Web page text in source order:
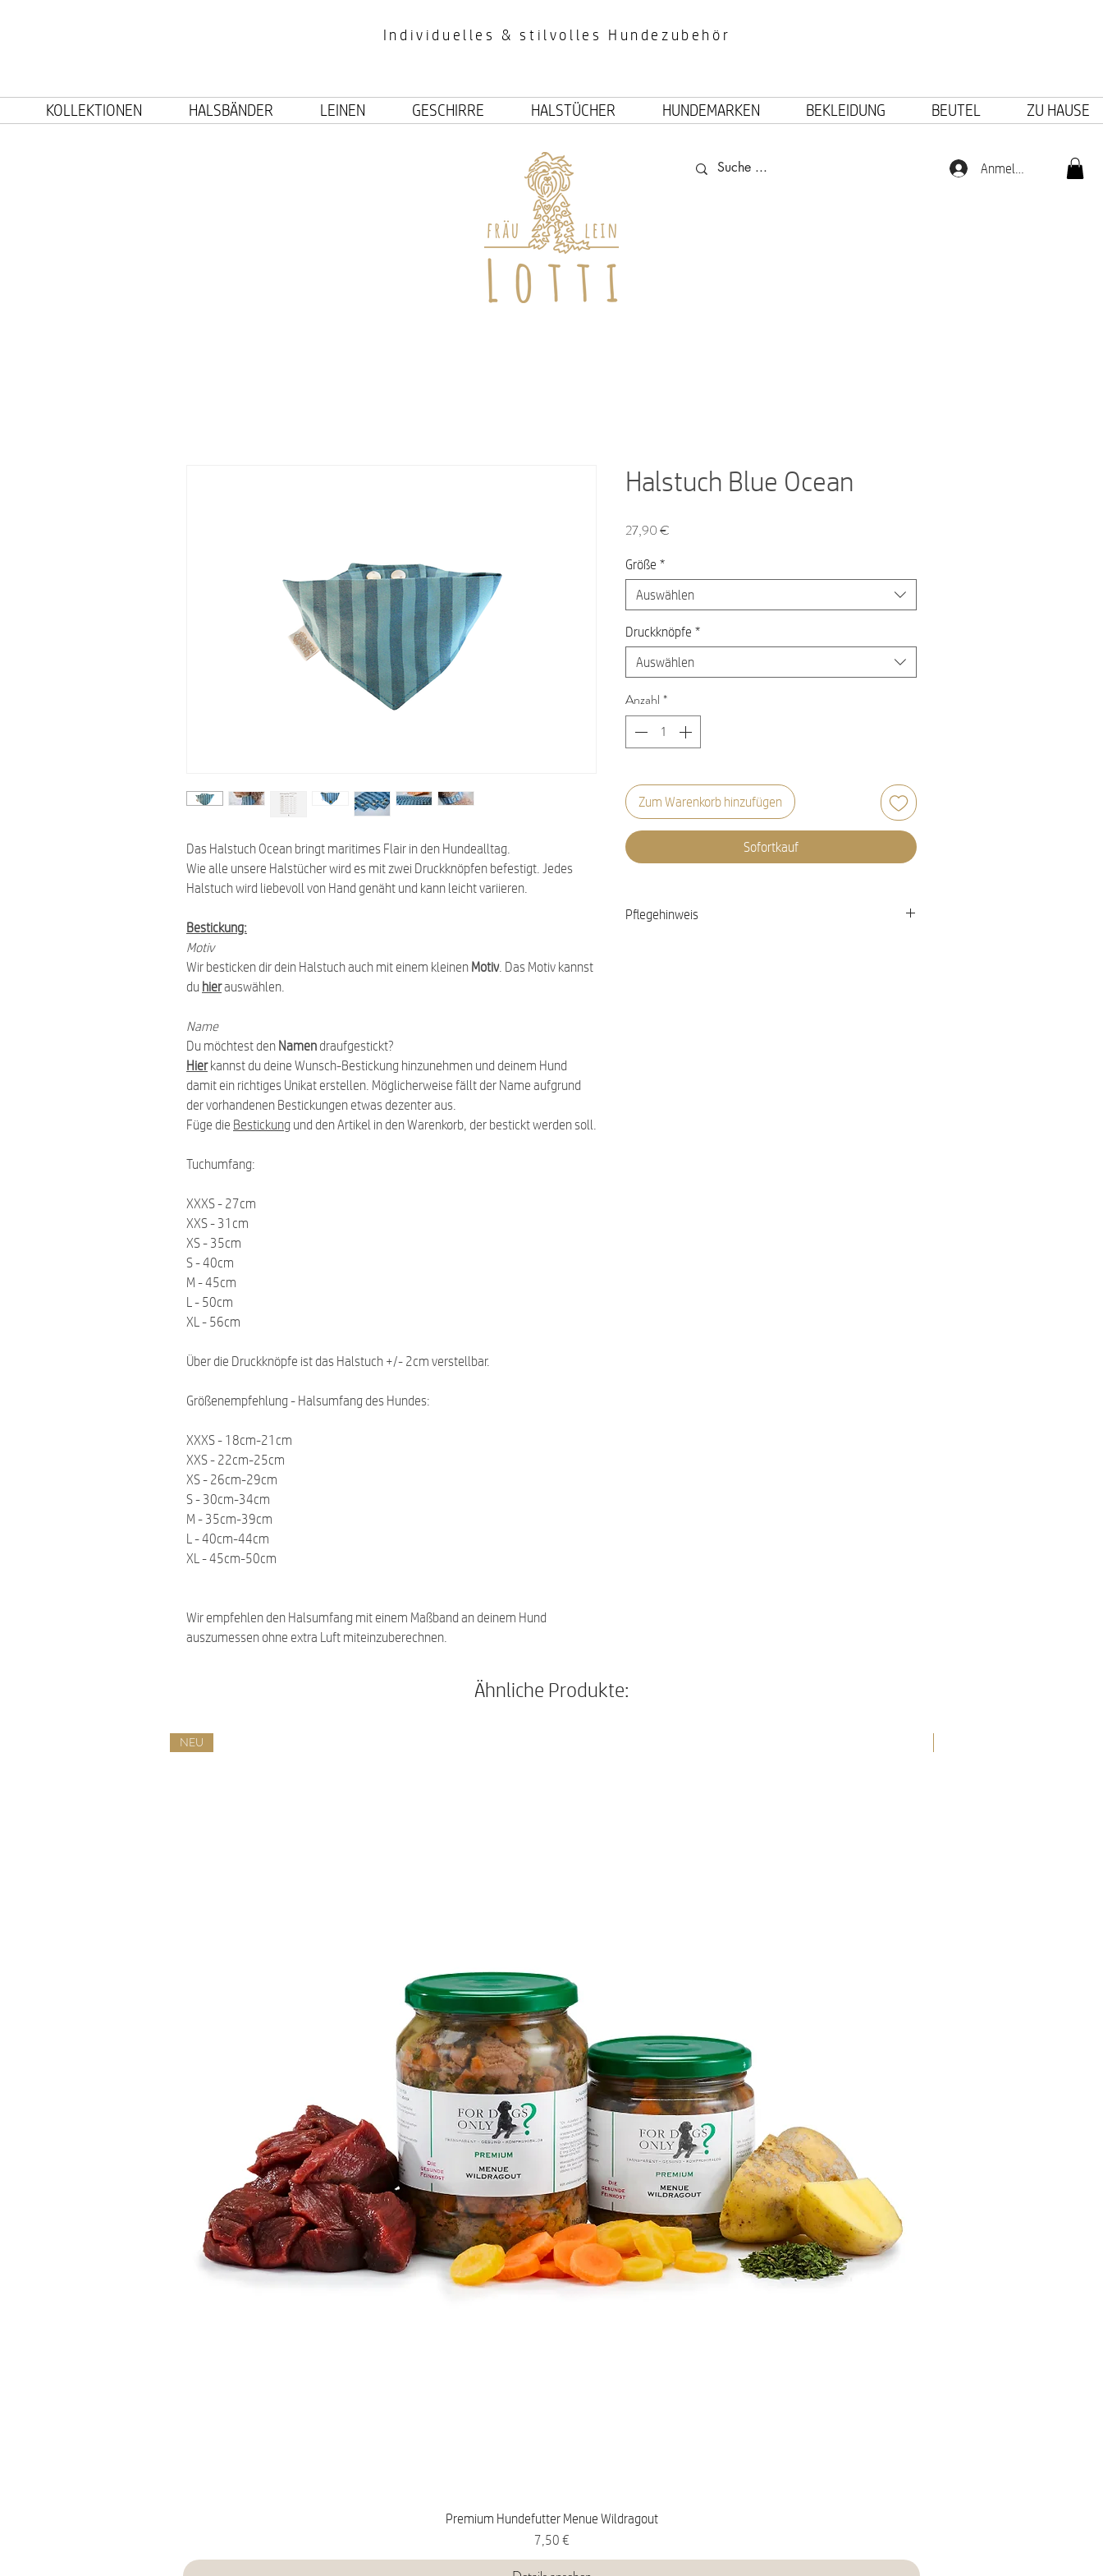
Individuelles & stilvolles Hundezubehör
KOLLEKTIONEN HALSBÄNDER LEINEN GESCHIRRE HALSTÜCHER HUNDEMARKEN BEKLEIDUNG BEUTEL ZU HAUSE
Anmelden
Das Halstuch Ocean bringt maritimes Flair in den Hundealltag.
Wie alle unsere Halstücher wird es mit zwei Druckknöpfen befestigt. Jedes
Halstuch wird liebevoll von Hand genäht und kann leicht variieren.
Bestickung:
Motiv
Wir besticken dir dein Halstuch auch mit einem kleinen Motiv. Das Motiv kannst
du hierauswählen.
Name
Du möchtest den Namen draufgestickt?
Hierkannst du deine Wunsch-Bestickung hinzunehmen und deinem Hund
damit ein richtiges Unikat erstellen. Möglicherweise fällt der Name aufgrund
der vorhandenen Bestickungen etwas dezenter aus.
Füge die Bestickung und den Artikel in den Warenkorb, der bestickt werden soll.
Tuchumfang:
XXXS - 27cm
XXS - 31cm
XS - 35cm
S - 40cm
M - 45cm
L - 50cm
XL - 56cm
Über die Druckknöpfe ist das Halstuch +/- 2cm verstellbar.
Größenempfehlung - Halsumfang des Hundes:
XXXS - 18cm-21cm
XXS - 22cm-25cm
XS - 26cm-29cm
S - 30cm-34cm
M - 35cm-39cm
L - 40cm-44cm
XL - 45cm-50cm
Wir empfehlen den Halsumfang mit einem Maßband an deinem Hund
auszumessen ohne extra Luft miteinzuberechnen.
Halstuch Blue Ocean
27,90 €
Größe *
Auswählen
Druckknöpfe *
Auswählen
Anzahl *
Zum Warenkorb hinzufügen
Sofortkauf
Pflegehinweis
Ähnliche Produkte:
NEU
Premium Hundefutter Menue Wildragout
Preis
7,50 €